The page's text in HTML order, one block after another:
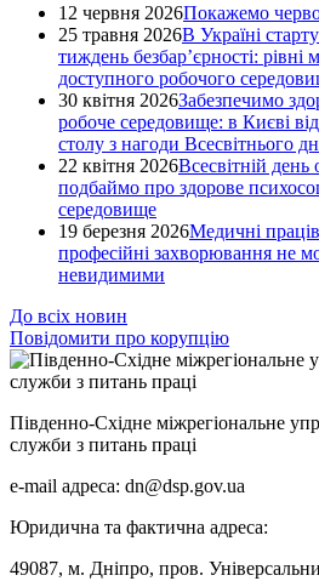
12 червня 2026Покажемо
25 травня 2026В Україні
тиждень безбар’єрності:
доступного робочого
30 квітня 2026Забезпечимо
робоче середовище: в Києві
столу з нагоди Всесвітнього
22 квітня 2026Всесвітній
подбаймо про здорове
середовище
19 березня 2026Медичні
професійні захворювання не
невидимими
До всіх новин
Повідомити про корупцію
Південно-Східне міжрегіональне
служби з питань праці
e-mail адреса: dn@dsp.gov.ua
Юридична та фактична адреса:
49087, м. Дніпро, пров.